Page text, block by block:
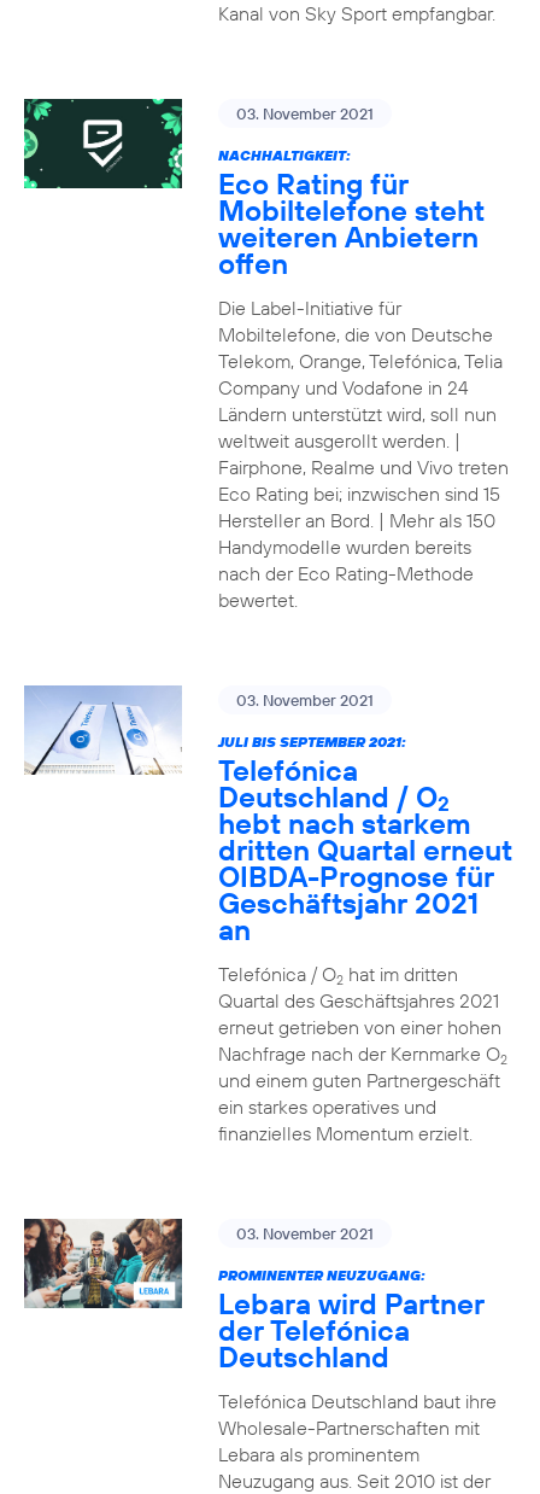
Kanal von Sky Sport empfangbar.
03. November 2021
NACHHALTIGKEIT:
Eco Rating für
Mobiltelefone steht
weiteren Anbietern
offen
Die Label-Initiative für
Mobiltelefone, die von Deutsche
Telekom, Orange, Telefónica, Telia
Company und Vodafone in 24
Ländern unterstützt wird, soll nun
weltweit ausgerollt werden. |
Fairphone, Realme und Vivo treten
Eco Rating bei; inzwischen sind 15
Hersteller an Bord. | Mehr als 150
Handymodelle wurden bereits
nach der Eco Rating-Methode
bewertet.
03. November 2021
JULI BIS SEPTEMBER 2021:
Telefónica
Deutschland / O2
hebt nach starkem
dritten Quartal erneut
OIBDA-Prognose für
Geschäftsjahr 2021
an
Telefónica / O2hat im dritten
Quartal des Geschäftsjahres 2021
erneut getrieben von einer hohen
Nachfrage nach der Kernmarke O2
und einem guten Partnergeschäft
ein starkes operatives und
finanzielles Momentum erzielt.
03. November 2021
PROMINENTER NEUZUGANG:
Lebara wird Partner
der Telefónica
Deutschland
Telefónica Deutschland baut ihre
Wholesale-Partnerschaften mit
Lebara als prominentem
Neuzugang aus. Seit 2010 ist der